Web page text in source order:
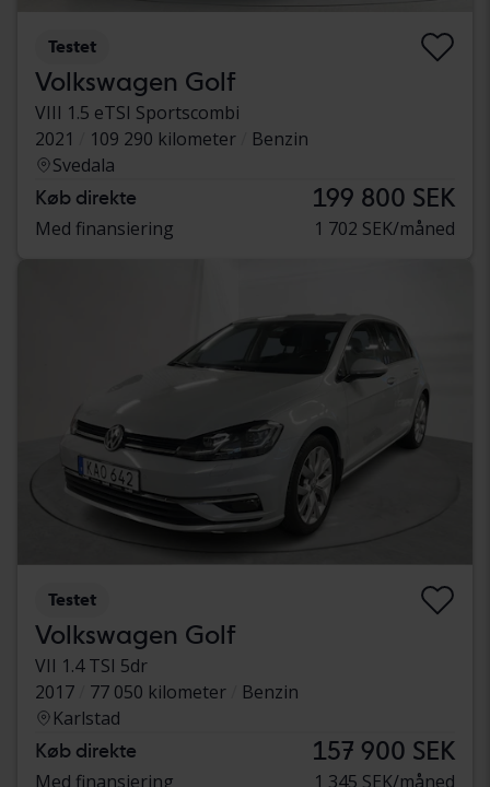
Testet
Volkswagen Golf
VIII 1.5 eTSI Sportscombi
2021
109 290 kilometer
Benzin
Svedala
Køb direkte 199 800 SEK
Med finansiering 1 702 SEK/måned
Testet
Volkswagen Golf
VII 1.4 TSI 5dr
2017
77 050 kilometer
Benzin
Karlstad
Køb direkte 157 900 SEK
Med finansiering 1 345 SEK/måned